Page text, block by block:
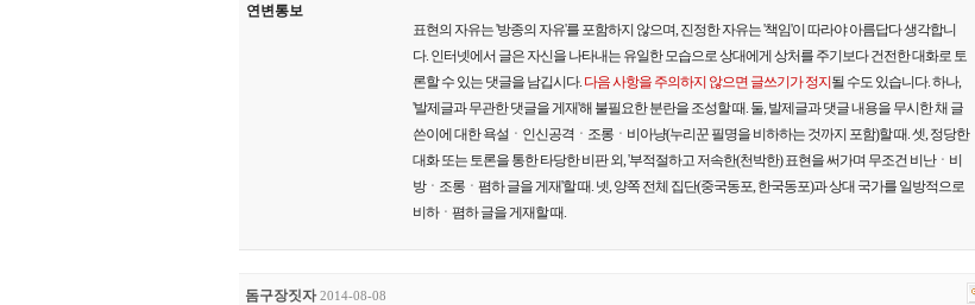
연변통보
표현의 자유는 '방종의 자유'를 포함하지 않으며, 진정한 자유는 '책임'이 따라야 아름답다 생각합니
다. 인터넷에서 글은 자신을 나타내는 유일한 모습으로 상대에게 상처를 주기보다 건전한 대화로 토
론할 수 있는 댓글을 남깁시다. 다음 사항을 주의하지 않으면 글쓰기가 정지 될 수도 있습니다. 하나,
'발제글과 무관한 댓글을 게재'해 불필요한 분란을 조성할 때. 둘, 발제글과 댓글 내용을 무시한 채 글
쓴이에 대한 욕설ㆍ인신공격ㆍ조롱ㆍ비아냥(누리꾼 필명을 비하하는 것까지 포함)할 때. 셋, 정당한
대화 또는 토론을 통한 타당한 비판 외, '부적절하고 저속한(천박한) 표현을 써가며 무조건 비난ㆍ비
방ㆍ조롱ㆍ폄하 글을 게재'할 때. 넷, 양쪽 전체 집단(중국동포, 한국동포)과 상대 국가를 일방적으로
비하ㆍ폄하 글을 게재할 때.
돔구장짓자 2014-08-08